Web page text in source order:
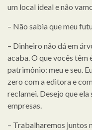
um local ideal e não
– Não sabia que meu
– Dinheiro não dá em
acaba. O que vocês têm
patrimônio: meu e seu.
zero com a editora e
reclamei. Desejo que ela
empresas.
– Trabalharemos juntos